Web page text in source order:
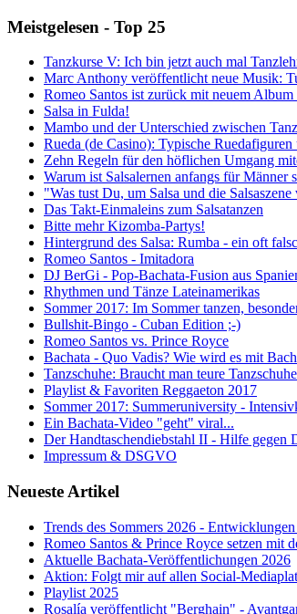
Meistgelesen - Top 25
Tanzkurse V: Ich bin jetzt auch mal
Marc Anthony veröffentlicht neue Musik:
Romeo Santos ist zurück mit neuem
Salsa in Fulda!
Mambo und der Unterschied zwischen
Rueda (de Casino): Typische
Zehn Regeln für den höflichen Umgang
Warum ist Salsalernen anfangs für Männer
"Was tust Du, um Salsa und die
Das Takt-Einmaleins zum Salsatanzen
Bitte mehr Kizomba-Partys!
Hintergrund des Salsa: Rumba - ein oft
Romeo Santos - Imitadora
DJ BerGi - Pop-Bachata-Fusion aus
Rhythmen und Tänze Lateinamerikas
Sommer 2017: Im Sommer tanzen,
Bullshit-Bingo - Cuban Edition ;-)
Romeo Santos vs. Prince Royce
Bachata - Quo Vadis? Wie wird es mit
Tanzschuhe: Braucht man teure
Playlist & Favoriten Reggaeton 2017
Sommer 2017: Summeruniversity -
Ein Bachata-Video "geht" viral...
Der Handtaschendiebstahl II - Hilfe gegen
Impressum & DSGVO
Neueste Artikel
Trends des Sommers 2026 -
Romeo Santos & Prince Royce setzen mit
Aktuelle Bachata-Veröffentlichungen 2026
Aktion: Folgt mir auf allen Social-
Playlist 2025
Rosalía veröffentlicht "Berghain" -